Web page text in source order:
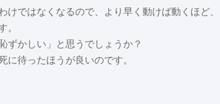
ではなくなるので、より早く動けば動くほど、
ずかしい」と思うでしょうか？
待ったほうが良いのです。